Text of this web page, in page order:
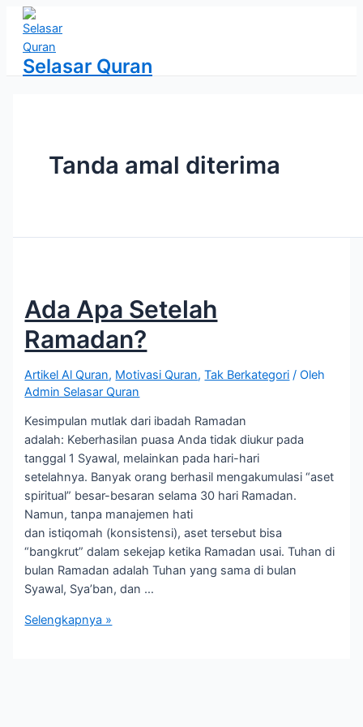
Lewati
konten
Selasar Quran
Tanda amal diterima
Ada Apa Setelah
Ramadan?
Artikel Al Quran, Motivasi Quran,Tak Berkategori / Oleh
Admin Selasar Quran
Kesimpulan mutlak dari ibadah Ramadan
adalah: Keberhasilan puasa Anda tidak diukur pada
tanggal 1 Syawal, melainkan pada hari-hari
setelahnya. Banyak orang berhasil mengakumulasi “aset
spiritual” besar-besaran selama 30 hari Ramadan.
Namun, tanpa manajemen hati
dan istiqomah (konsistensi), aset tersebut bisa
“bangkrut” dalam sekejap ketika Ramadan usai. Tuhan di
bulan Ramadan adalah Tuhan yang sama di bulan
Syawal, Sya’ban, dan …
Ada
Selengkapnya »